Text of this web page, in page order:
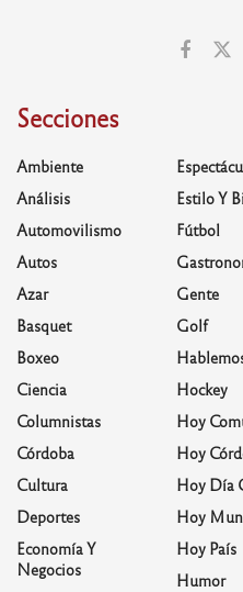
Secciones
Ambiente
Análisis
Automovilismo
Autos
Azar
Basquet
Boxeo
Ciencia
Columnistas
Córdoba
Cultura
Deportes
Economía Y
Negocios
Estilo Y
Fútbol
Gente
Golf
Hockey
Hoy
Hoy
Hoy Día
Hoy
Hoy País
Humor